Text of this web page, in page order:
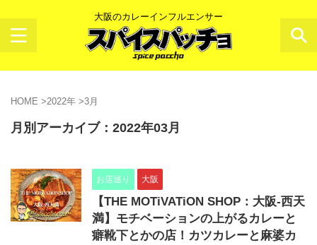
大阪のカレーインフルエンサー
HOME >2022年 >3月
月別アーカイブ：2022年03月
お店巡り 大阪
【THE MOTiVATiON SHOP：大阪-西天
満】モチベーションの上がるカレーと
癖靴下とかの店！カツカレーと麻婆カ